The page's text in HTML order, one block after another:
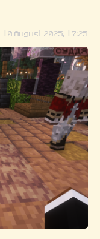
10 August 2025, 17:25